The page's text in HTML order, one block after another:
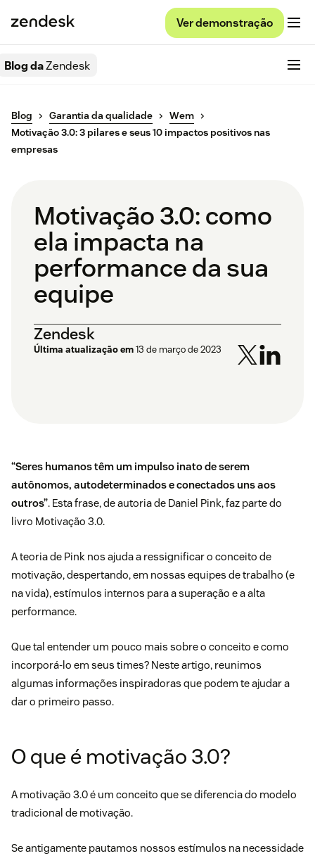
Ver demonstração
Blog daZendesk
Blog Garantia da qualidade
Wem
Motivação 3.0: 3 pilares e seus 10 impactos positivos nas
empresas
Motivação 3.0: como
ela impacta na
performance da sua
equipe
Zendesk
Última atualização em13 de março de 2023
“Seres humanos têm um impulso inato de serem
autônomos, autodeterminados e conectados uns aos
outros”. Esta frase, de autoria de Daniel Pink, faz parte do
livro Motivação 3.0.
A teoria de Pink nos ajuda a ressignificar o conceito de
motivação, despertando, em nossas equipes de trabalho (e
na vida), estímulos internos para a superação e a alta
performance.
Que tal entender um pouco mais sobre o conceito e como
incorporá-lo em seus times? Neste artigo, reunimos
algumas informações inspiradoras que podem te ajudar a
dar o primeiro passo.
O que é motivação 3.0?
A motivação 3.0 é um conceito que se diferencia do modelo
tradicional de motivação.
Se antigamente pautamos nossos estímulos na necessidade